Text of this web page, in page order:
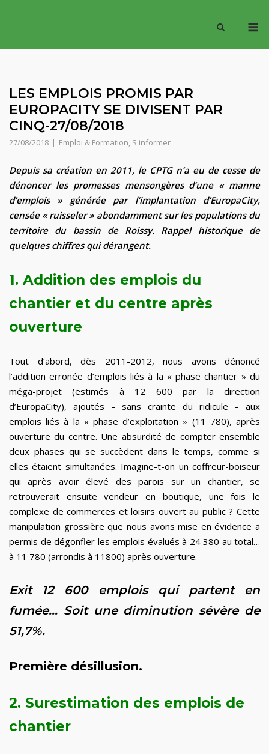
LES EMPLOIS PROMIS PAR
EUROPACITY SE DIVISENT PAR
CINQ-27/08/2018
27/08/2018 Emploi & Formation, S'informer
Depuis sa création en 2011, le CPTG n’a eu de cesse de
dénoncer les promesses mensongères d’une « manne
d’emplois » générée par l’implantation d’EuropaCity,
censée « ruisseler » abondamment sur les populations du
territoire du bassin de Roissy. Rappel historique de
quelques chiffres qui dérangent.
1. Addition des emplois du
chantier et du centre après
ouverture
Tout d’abord, dès 2011-2012, nous avons dénoncé
l’addition erronée d’emplois liés à la « phase chantier » du
méga-projet (estimés à 12 600 par la direction
d’EuropaCity), ajoutés – sans crainte du ridicule – aux
emplois liés à la « phase d’exploitation » (11 780), après
ouverture du centre. Une absurdité de compter ensemble
deux phases qui se succèdent dans le temps, comme si
elles étaient simultanées. Imagine-t-on un coffreur-boiseur
qui après avoir élevé des parois sur un chantier, se
retrouverait ensuite vendeur en boutique, une fois le
complexe de commerces et loisirs ouvert au public ? Cette
manipulation grossière que nous avons mise en évidence a
permis de dégonfler les emplois évalués à 24 380 au total…
à 11 780 (arrondis à 11800) après ouverture.
Exit 12 600 emplois qui partent en
fumée… Soit une diminution sévère de
51,7%.
Première désillusion.
2. Surestimation des emplois de
chantier